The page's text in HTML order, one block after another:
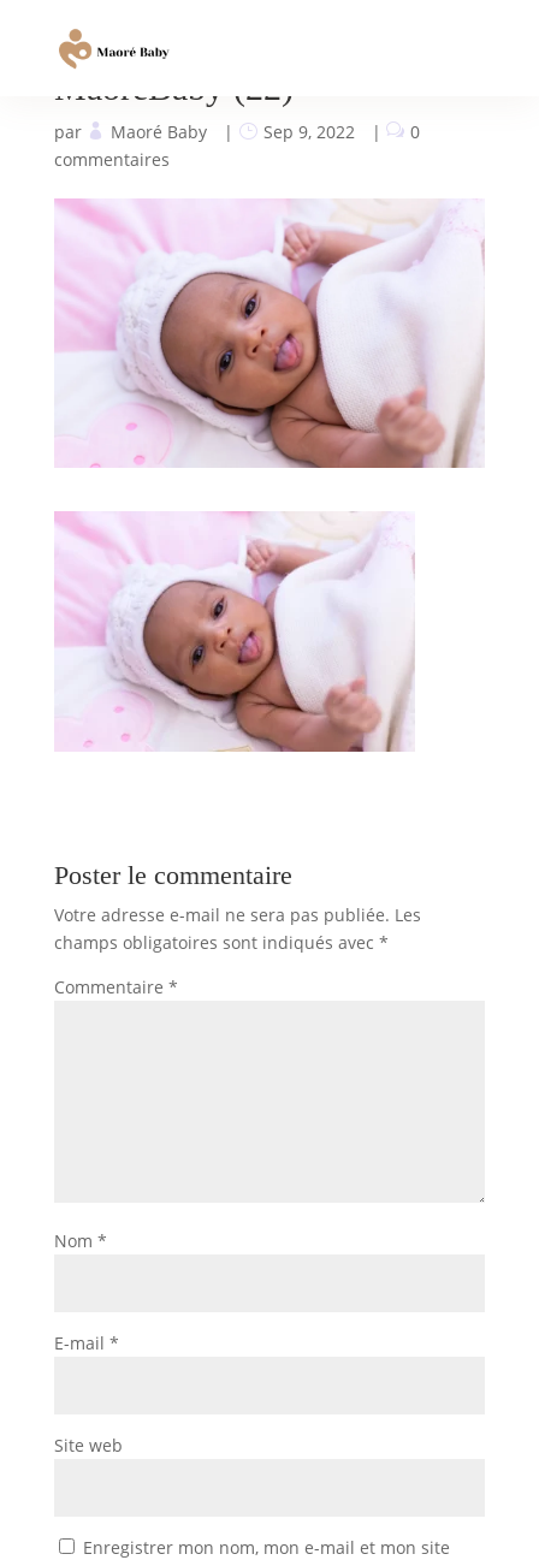
MaoréBaby (22)
par Maoré Baby | Sep 9, 2022 |
0
commentaires
Poster le commentaire
Votre adresse e-mail ne sera pas publiée. Les
champs obligatoires sont indiqués avec *
Commentaire *
Nom *
E-mail *
Site web
Enregistrer mon nom, mon e-mail et mon site